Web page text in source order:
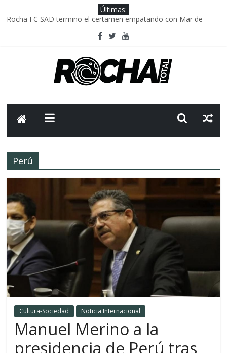
Últimas:
Rocha FC SAD termino el certamen empatando con Mar de
Delegación parlamentaria uruguaya llega a Israel; el Frente
Caso Charles Carrera: la causa que sobrevivió al paso del tiempo
Criminalidad en Uruguay: menos delitos,los homicidios son lo
Perú
Cultura-Sociedad Noticia Internacional
Manuel Merino a la
presidencia de Perú tras